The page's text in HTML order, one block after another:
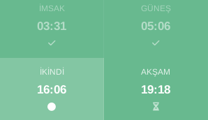
İMSAK
03:31
GÜNEŞ
05:06
İKINDI
16:06
AKŞAM
19:18